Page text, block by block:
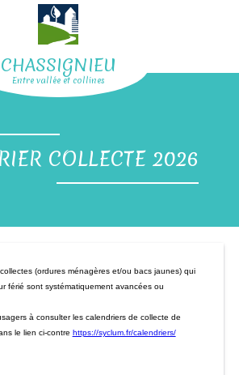
CHASSIGNIEU
Entre vallée et collines
COLLECTE 2026
(ordures ménagères et/ou bacs jaunes) qui
férié sont systématiquement avancées ou
à consulter les calendriers de collecte de
le lien ci-contre https://syclum.fr/calendriers/